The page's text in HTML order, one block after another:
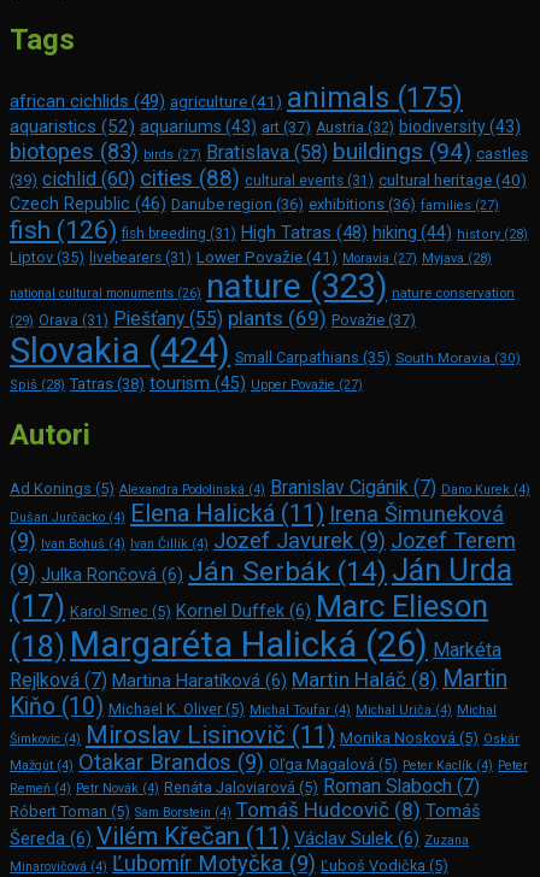
Tags
african cichlids (49) agriculture(41) animals (175)
aquaristics (52) aquariums (43) art (37) Austria (32) biodiversity(43)
biotopes (83) birds (27) Bratislava (58) buildings (94) castles
(39) cichlid (60) cities (88) cultural events (31) cultural heritage (40)
Czech Republic (46) Danube region (36) exhibitions (36) families (27)
fish (126) fish breeding (31) High Tatras (48) hiking (44) history (28)
Liptov (35) livebearers (31) Lower Považie(41) Moravia (27) Myjava (28)
national cultural monuments (26) nature (323) nature conservation
(29) Orava (31) Piešťany (55) plants (69) Považie (37)
Slovakia (424) Small Carpathians (35) South Moravia (30)
Spiš (28) Tatras (38) tourism (45) Upper Považie (27)
Autori
Ad Konings (5) Alexandra Podolinská (4) Branislav Cigánik (7) Dano Kurek (4)
Dušan Jurčacko (4) Elena Halická (11) Irena Šimuneková
(9) Ivan Bohuš (4) Ivan Čillík (4) Jozef Javurek (9) Jozef Terem
(9) Julka Rončová (6) Ján Serbák (14) Ján Urda
(17) Karol Srnec (5) Kornel Duffek (6) Marc Elie­son
(18) Margaréta Halická (26) Markéta
Rejlková (7) Martina Haratíková (6) Martin Haláč (8) Martin
Kiňo (10) Michael K. Oliver (5) Michal Toufar (4) Michal Uriča (4) Michal
Šimkovic (4) Miroslav Lisinovič (11) Monika Nosková (5) Oskár
Mažgút (4) Otakar Brandos (9) Oľga Magalová (5) Peter Kaclík (4) Peter
Remeň (4) Petr Novák (4) Renáta Jaloviarová (5) Roman Slaboch (7)
Róbert Toman (5) Sam Bors­tein (4) Tomáš Hudcovič (8) Tomáš
Šereda (6) Vilém Křečan (11) Václav Sulek (6) Zuzana
Minarovičová (4) Ľubomír Motyčka (9) Ľuboš Vodička (5)